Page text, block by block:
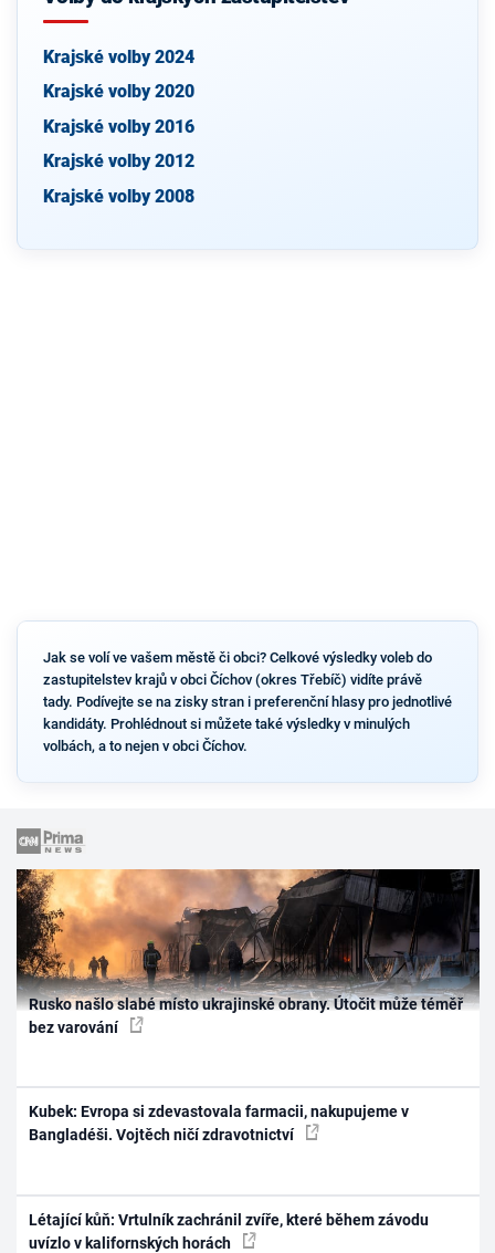
Krajské volby 2024
Krajské volby 2020
Krajské volby 2016
Krajské volby 2012
Krajské volby 2008
Jak se volí ve vašem městě či obci? Celkové výsledky voleb do
zastupitelstev krajů v obci Číchov (okres Třebíč) vidíte právě
tady. Podívejte se na zisky stran i preferenční hlasy pro jednotlivé
kandidáty. Prohlédnout si můžete také výsledky v minulých
volbách, a to nejen v obci Číchov.
Rusko našlo slabé místo ukrajinské obrany. Útočit může téměř
bez varování
Kubek: Evropa si zdevastovala farmacii, nakupujeme v
Bangladéši. Vojtěch ničí zdravotnictví
Létající kůň: Vrtulník zachránil zvíře, které během závodu
uvízlo v kalifornských horách